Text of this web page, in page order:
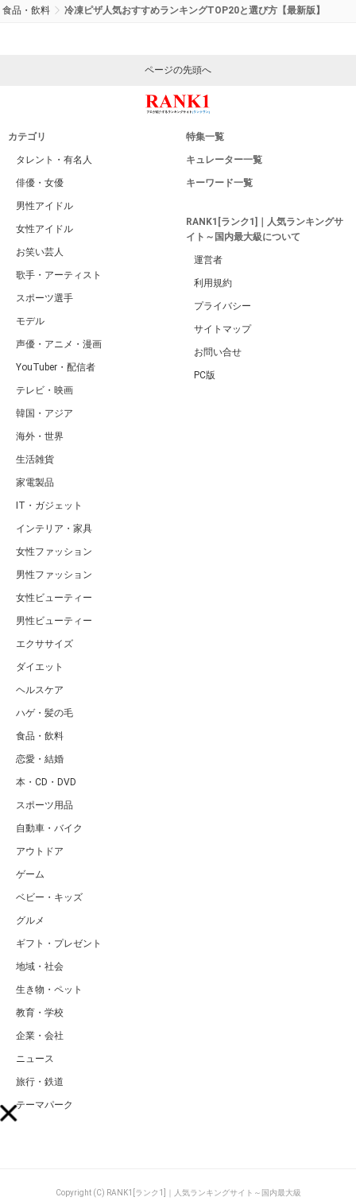
食品・飲料 冷凍ピザ人気おすすめランキングTOP20と選び方【最新版】
ページの先頭へ
カテゴリ
タレント・有名人
俳優・女優
男性アイドル
女性アイドル
お笑い芸人
歌手・アーティスト
スポーツ選手
モデル
声優・アニメ・漫画
YouTuber・配信者
テレビ・映画
韓国・アジア
海外・世界
生活雑貨
家電製品
IT・ガジェット
インテリア・家具
女性ファッション
男性ファッション
女性ビューティー
男性ビューティー
エクササイズ
ダイエット
ヘルスケア
ハゲ・髪の毛
食品・飲料
恋愛・結婚
本・CD・DVD
スポーツ用品
自動車・バイク
アウトドア
ゲーム
ベビー・キッズ
グルメ
ギフト・プレゼント
地域・社会
生き物・ペット
教育・学校
企業・会社
ニュース
旅行・鉄道
テーマパーク
特集一覧
キュレーター一覧
キーワード一覧
RANK1[ランク1]｜人気ランキングサ
イト～国内最大級について
運営者
利用規約
プライバシー
サイトマップ
お問い合せ
PC版
Copyright (C) RANK1[ランク1]｜人気ランキングサイト～国内最大級